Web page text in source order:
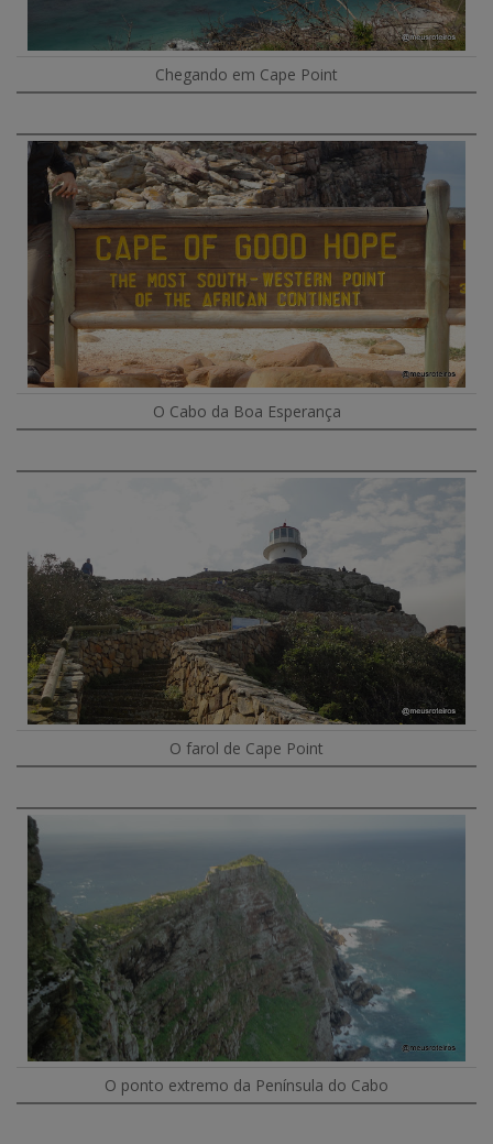
Chegando em Cape Point
O Cabo da Boa Esperança
O farol de Cape Point
O ponto extremo da Península do Cabo